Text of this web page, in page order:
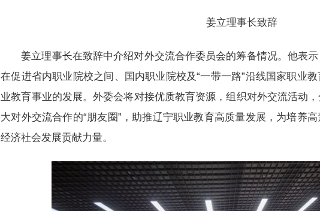
姜立理事长致辞
姜立理事长在致辞中介绍对外交流合作委员会的筹备情况。他表
在促进省内职业院校之间、国内职业院校及“一带一路”沿线国家职业
业教育事业的发展。外委会将对接优质教育资源，组织对外交流活动
大对外交流合作的“朋友圈”，助推辽宁职业教育高质量发展，为培养
经济社会发展贡献力量。